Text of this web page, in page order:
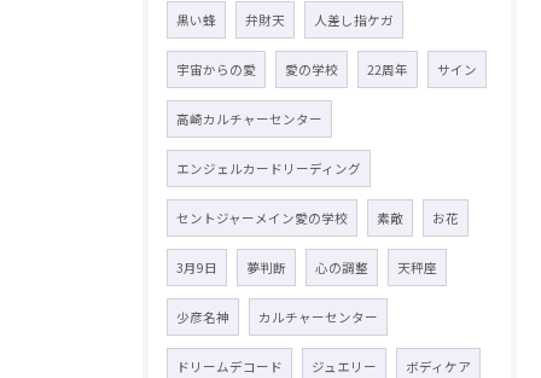
黒い蜂 弁財天 人差し指ケガ
宇宙からの愛 愛の学校 22周年 サイン
高崎カルチャーセンター
エンジェルカードリーディング
セントジャーメイン愛の学校 素敵 お花
3月9日 夢判断 心の調整 天秤座
少彦名神 カルチャーセンター
ドリームデコード ジュエリー ボディケア